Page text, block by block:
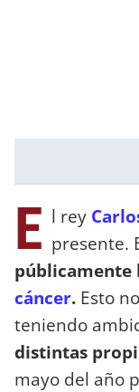
E l rey
presente.
públicamente
cáncer. Esto
teniendo
distintas
mayo del año